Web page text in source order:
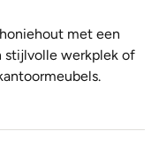
met een
stijlvolle werkplek of